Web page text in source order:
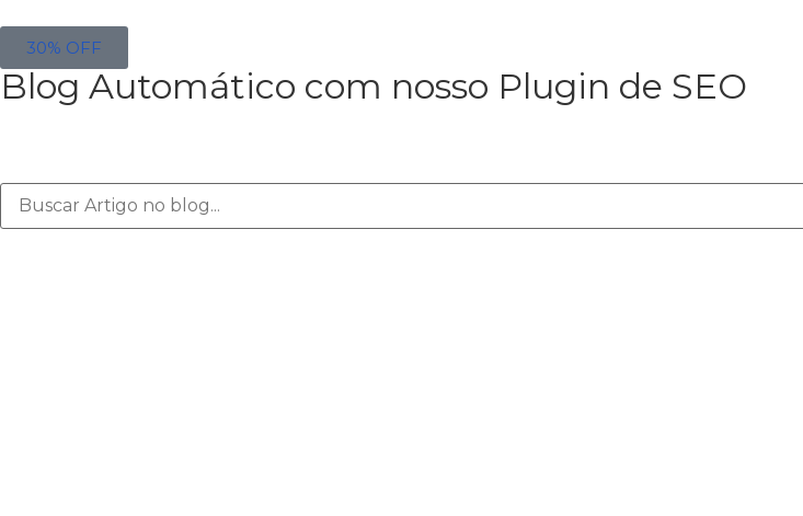
30% OFF
Blog Automático com nosso Plugin de SEO